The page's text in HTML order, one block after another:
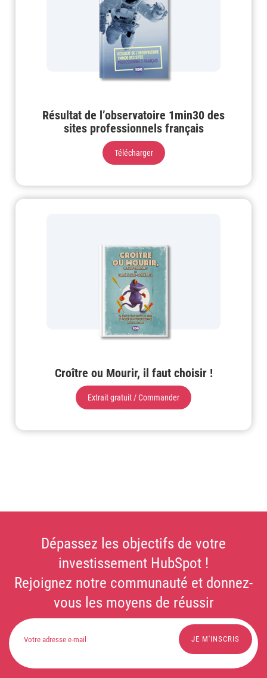
Résultat de l’observatoire 1min30 des
sites professionnels français
Télécharger
Croître ou Mourir, il faut choisir !
Extrait gratuit / Commander
Dépassez les objectifs de votre
investissement HubSpot !
Rejoignez notre communauté et donnez-
vous les moyens de réussir